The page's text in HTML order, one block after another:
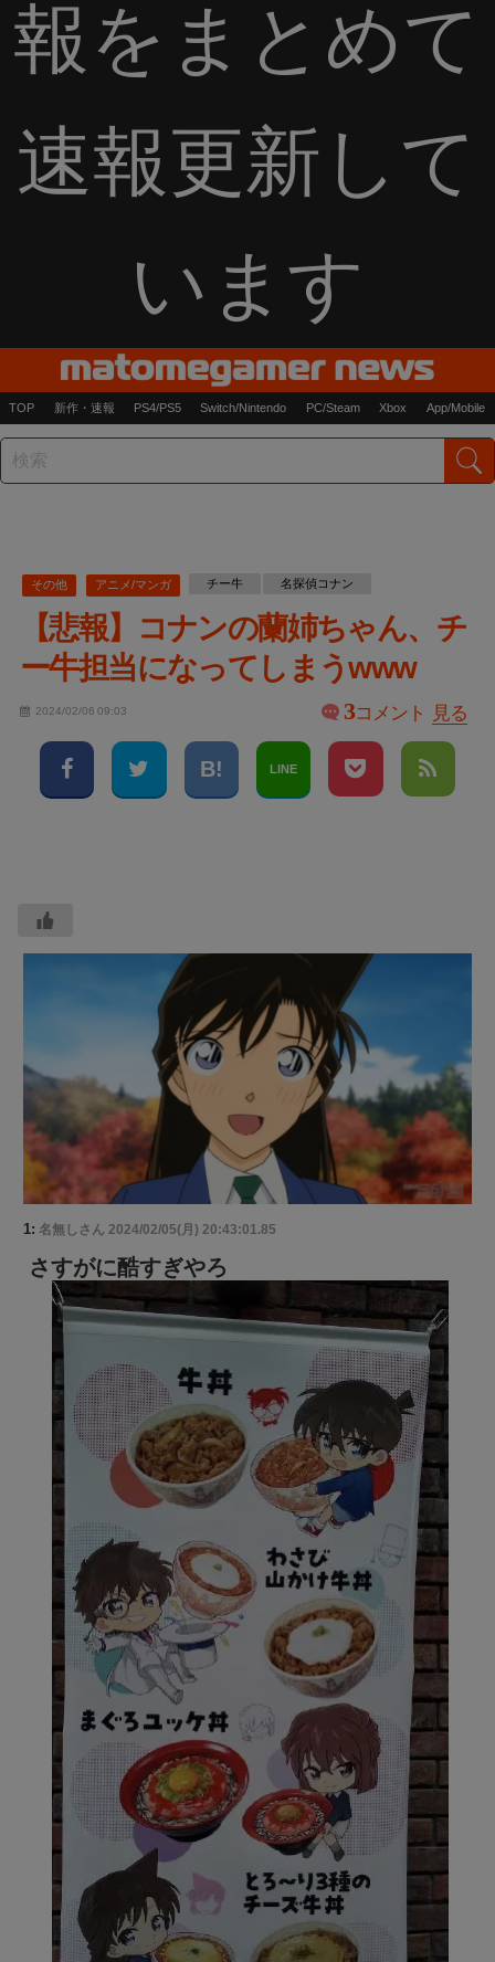
報をまとめて
速報更新して
います
TOP 新作・速報 PS4/PS5 Switch/Nintendo PC/Steam Xbox App/Mobile
その他 アニメ/マンガ チー牛 名探偵コナン
【悲報】コナンの蘭姉ちゃん、チ
ー牛担当になってしまうwww
2024/02/06 09:03 3コメント 見る
LINE
1: 名無しさん 2024/02/05(月) 20:43:01.85
さすがに酷すぎやろ